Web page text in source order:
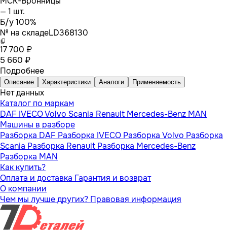
— 1 шт.
Б/у 100%
№ на складеLD368130
17 700 ₽
5 660 ₽
Подробнее
Описание Характеристики Аналоги Применяемость
Нет данных
Каталог по маркам
DAF IVECOVolvo Scania Renault Mercedes-Benz MAN
Машины в разборе
Разборка DAF Разборка IVECO Разборка Volvo Разборка
Scania Разборка Renault Разборка Mercedes-Benz
Разборка MAN
Как купить?
Оплата и доставка Гарантия и возврат
О компании
Чем мы лучше других? Правовая информация